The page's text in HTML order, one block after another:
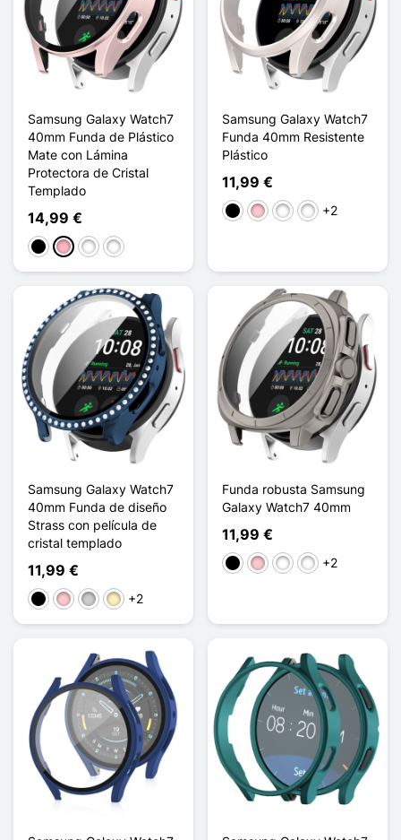
Samsung Galaxy Watch7
40mm Funda de Plástico
Mate con Lámina
Protectora de Cristal
Templado
14,99 €
Noir MatRose MatBlanc Étoilé Mat
Argenté Mat
Samsung Galaxy Watch7
Funda 40mm Resistente
Plástico
11,99 €
NegroRosaDoré Champagne
Bleu Nuit
+2
Samsung Galaxy Watch7
40mm Funda de diseño
Strass con película de
cristal templado
11,99 €
NegroRosaPlataOro +2
Funda robusta Samsung
Galaxy Watch7 40mm
11,99 €
NegroRosaDoré Champagne
Bleu Nuit
+2